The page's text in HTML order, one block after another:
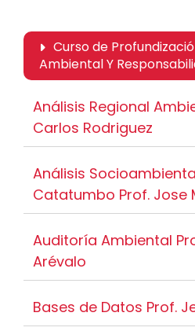
Curso de
Ambiental Y
Análisis Regional
Carlos Rodriguez
Análisis
Catatumbo Prof. Jose
Auditoría Ambiental
Arévalo
Bases de Datos Prof.